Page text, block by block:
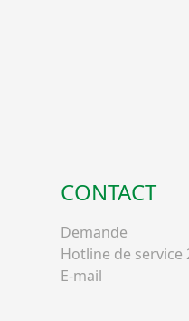
CONTACT
Demande
Hotline de service
E-mail